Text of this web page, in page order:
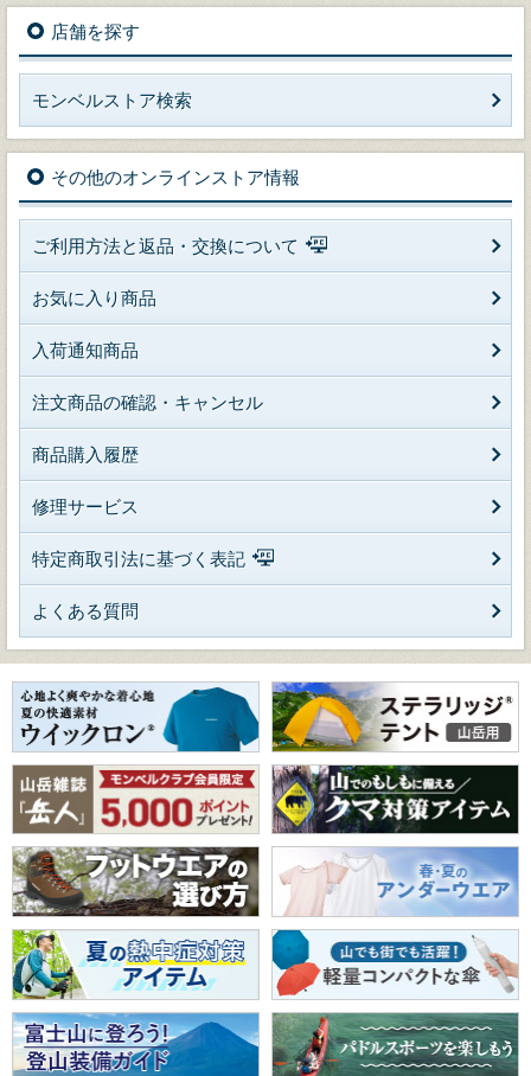
店舗を探す
モンベルストア検索
その他のオンラインストア情報
ご利用方法と返品・交換について
お気に入り商品
入荷通知商品
注文商品の確認・キャンセル
商品購入履歴
修理サービス
特定商取引法に基づく表記
よくある質問